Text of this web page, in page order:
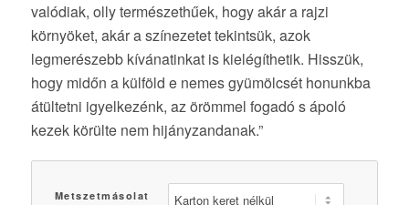
valódiak, olly természethűek, hogy akár a rajzi
környöket, akár a színezetet tekintsük, azok
legmerészebb kívánatinkat is kielégíthetik. Hisszük,
hogy midőn a külföld e nemes gyümölcsét honunkba
átültetni igyelkezénk, az örömmel fogadó s ápoló
kezek körülte nem hijányzandanak.”
Metszetmásolat